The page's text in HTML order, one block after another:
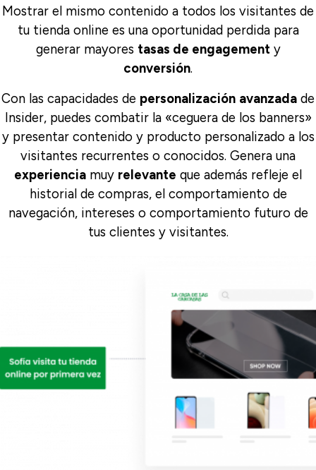
Mostrar el mismo contenido a todos los visitantes de
tu tienda online es una oportunidad perdida para
generar mayores tasas de engagementy
conversión.
Con las capacidades de personalización avanzada de
Insider, puedes combatir la «ceguera de los banners»
y presentar contenido y producto personalizado a los
visitantes recurrentes o conocidos. Genera una
experiencia muy relevante que además refleje el
historial de compras, el comportamiento de
navegación, intereses o comportamiento futuro de
tus clientes y visitantes.